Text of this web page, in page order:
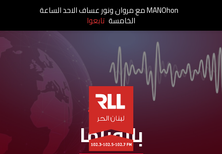
نشرات الأخبار
بانوراما
MANOhon مع مروان ونور عساف الاحد الساعة
الخامسة تابعوا